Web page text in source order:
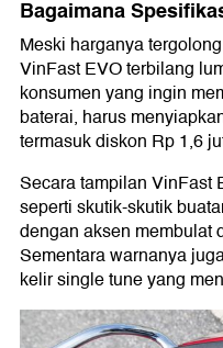
Bagaimana
Meski harganya
VinFast EVO terbilang
konsumen yang ingin
baterai, harus
termasuk diskon Rp 1,6
Secara tampilan VinFast
seperti skutik-skutik
dengan aksen membulat
Sementara warnanya
kelir single tune yang